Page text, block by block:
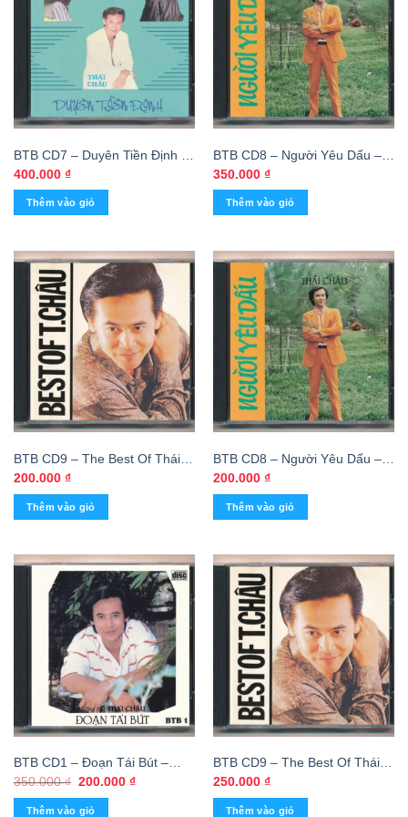
BTB CD7 – Duyên Tiền Định –
Thanh Lan – Thái Châu (Phôi
Khắc)
400.000 ₫
Thêm vào giỏ
BTB CD8 – Người Yêu Dấu –
Thái Châu (Phôi Khắc)
350.000 ₫
Thêm vào giỏ
BTB CD9 – The Best Of Thái
Châu (Phôi Số)
200.000 ₫
Thêm vào giỏ
BTB CD8 – Người Yêu Dấu –
Thái Châu (Phôi Số)
200.000 ₫
Thêm vào giỏ
BTB CD1 – Đoạn Tái Bút –
Thái Châu (MFJ, Trầy)
350.000₫ Giá
là:
200.000 ₫Giá
Thêm vào giỏ
BTB CD9 – The Best Of Thái
Châu (Phôi Số) KGTH9
250.000 ₫
Thêm vào giỏ